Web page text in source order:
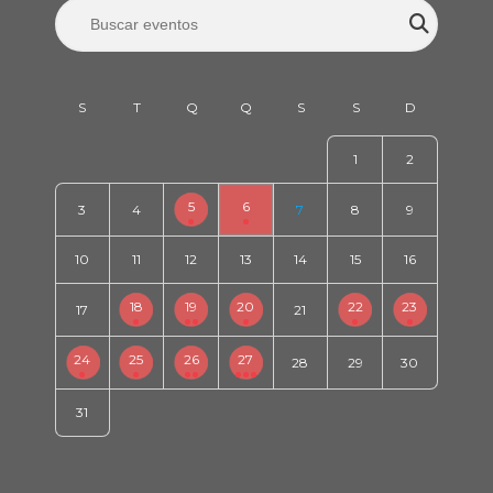
1 2
3 4 5 6 7 8 9
10 11 12 13 14 15 16
17 18 19 20 21 22 23
24 25 26 27 28 29 30
31